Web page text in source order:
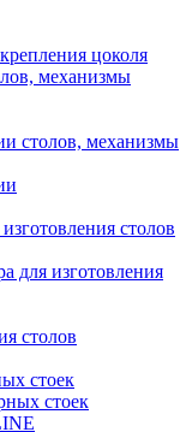
цоколя
механизмы
столов, механизмы
столов
для изготовления
столов
стоек
стоек